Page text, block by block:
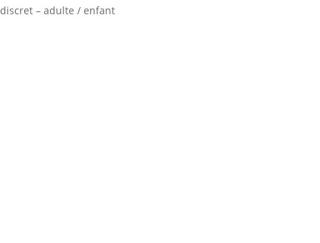
discret – adulte / enfant